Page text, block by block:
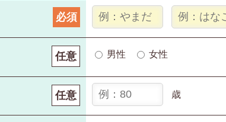
必須
任意 男性 女性
任意 歳